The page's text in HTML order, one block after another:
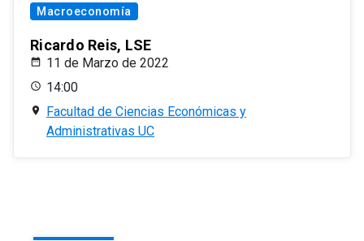
Macroeconomía
Ricardo Reis, LSE
11 de Marzo de 2022
14:00
Facultad de Ciencias Económicas y
Administrativas UC